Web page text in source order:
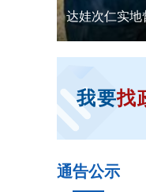
@国务院 我
王强实地调研
@国务院 我
我要找
通告公示